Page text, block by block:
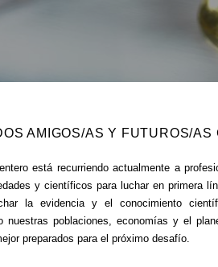
AMIGOS/AS Y FUTUROS/AS
está recurriendo actualmente a
y científicos para luchar en primera
la evidencia y el conocimiento
nuestras poblaciones, economías y el
preparados para el próximo desafío.